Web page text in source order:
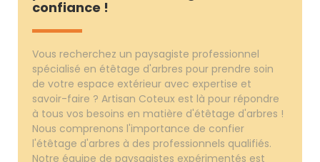
confiance !
Vous recherchez un paysagiste professionnel
spécialisé en étêtage d'arbres pour prendre soin
de votre espace extérieur avec expertise et
savoir-faire ? Artisan Coteux est là pour répondre
à tous vos besoins en matière d'étêtage d'arbres !
Nous comprenons l'importance de confier
l'étêtage d'arbres à des professionnels qualifiés.
Notre équipe de paysagistes expérimentés est